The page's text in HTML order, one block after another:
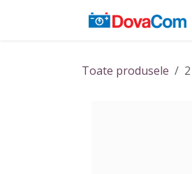
Toate produsele